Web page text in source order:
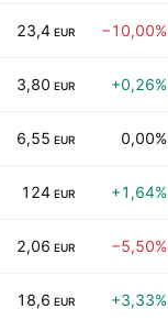
23,4 EUR −10,00%
3,80 EUR +0,26%
6,55 EUR 0,00%
124 EUR +1,64%
2,06 EUR −5,50%
18,6 EUR +3,33%